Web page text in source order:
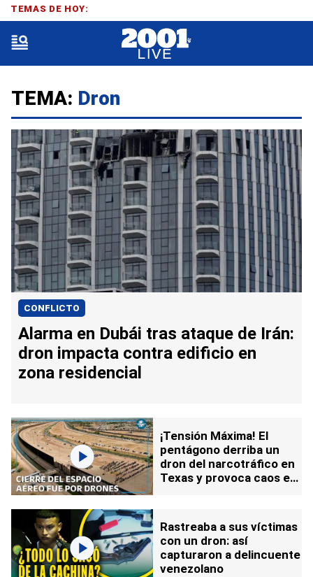
TEMA: Dron
CONFLICTO
Alarma en Dubái tras ataque de Irán:
dron impacta contra edificio en
zona residencial
¡Tensión Máxima! El
pentágono derriba un
dron del narcotráfico en
Texas y provoca caos en
Rastreaba a sus víctimas
con un dron: así
capturaron a delincuente
venezolano
TEMAS DE HOY: